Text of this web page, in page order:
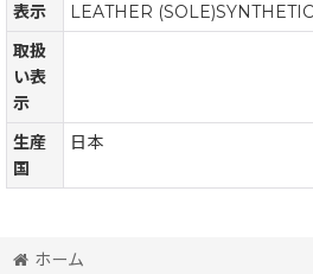
表示
LEATHER
取扱
い表
示
生産
国
日本
ホーム